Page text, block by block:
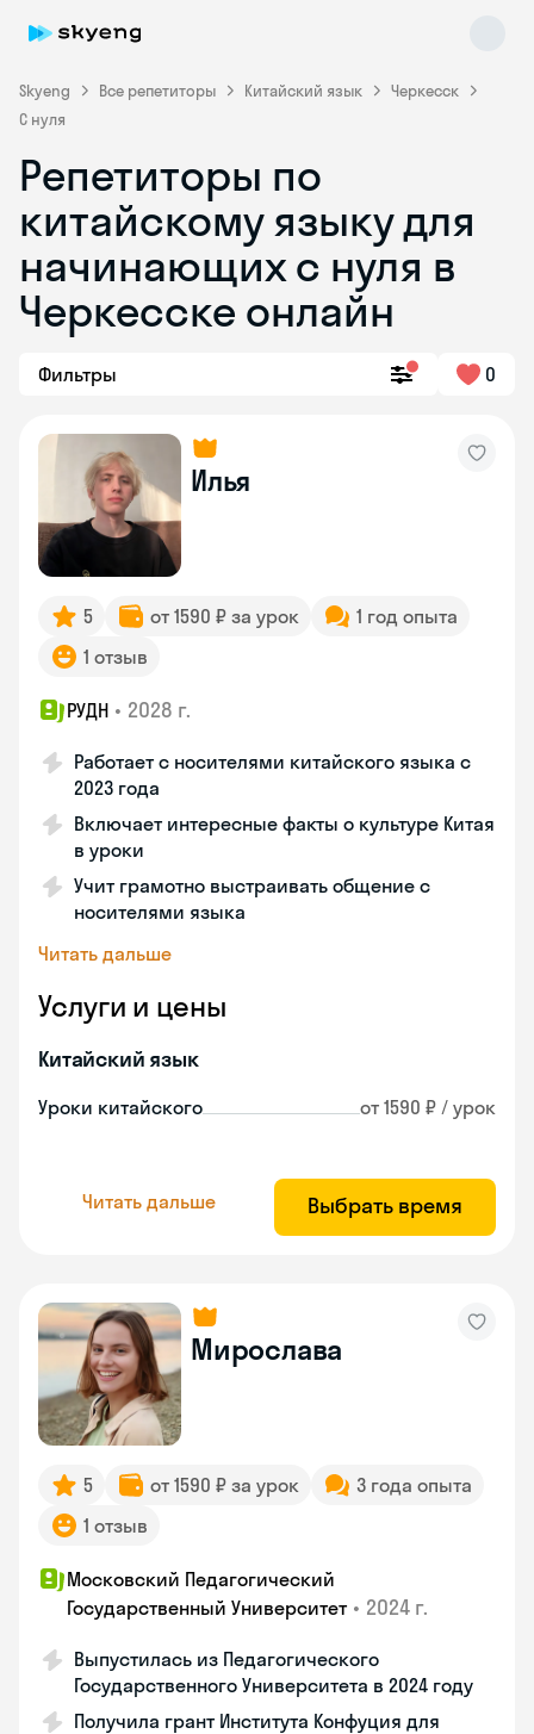
Skyeng Все репетиторы Китайский язык
Черкесск
С нуля
Репетиторы по
китайскому языку для
начинающих с нуля в
Черкесске онлайн
Фильтры 0
Илья
5 от 1590 ₽ за урок
1 год опыта
1 отзыв
РУДН • 2028 г.
Работает с носителями китайского языка с
2023 года
Включает интересные факты о культуре Китая
в уроки
Учит грамотно выстраивать общение с
носителями языка
Читать дальше
Услуги и цены
Китайский язык
Уроки китайского от 1590 ₽ / урок
Читать дальше Выбрать время
Мирослава
5 от 1590 ₽ за урок
3 года опыта
1 отзыв
Московский Педагогический
Государственный Университет • 2024 г.
Выпустилась из Педагогического
Государственного Университета в 2024 году
Получила грант Института Конфуция для
Skyeng Chat